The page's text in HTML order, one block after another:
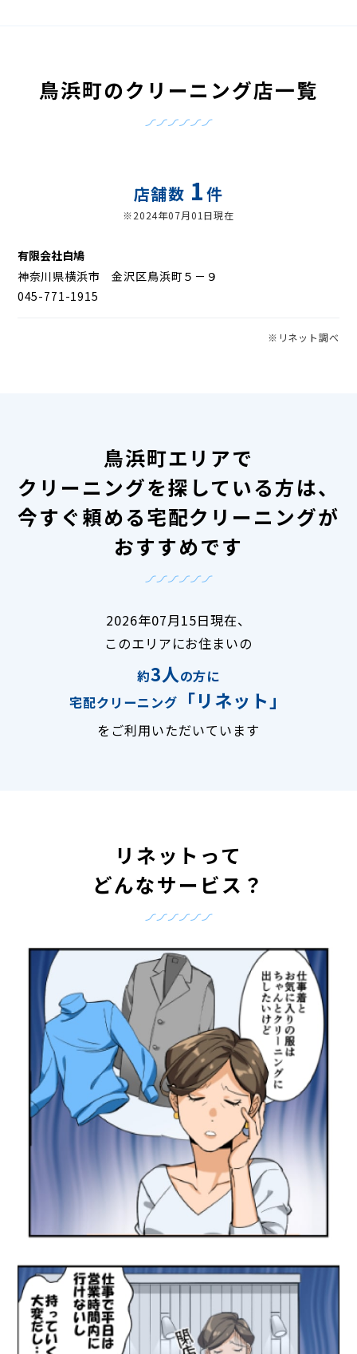
鳥浜町のクリーニング店一覧
店舗数 1件
※2024年07月01日現在
有限会社白鳩
神奈川県横浜市 金沢区鳥浜町５－９
045-771-1915
※リネット調べ
鳥浜町エリアで
クリーニングを探している方は、
今すぐ頼める宅配クリーニングが
おすすめです
2026年07月15日現在、
このエリアにお住まいの
約3人の方に
宅配クリーニング
「リネット」
をご利用いただいています
リネットって
どんなサービス？